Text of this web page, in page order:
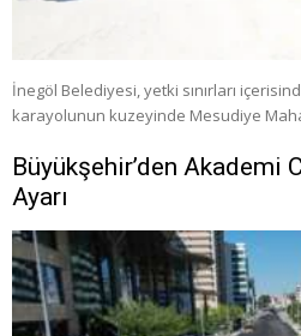
İnegöl Belediyesi, yetki sınırları
karayolunun kuzeyinde Mesudiye
Büyükşehir’den Akademi
Ayarı